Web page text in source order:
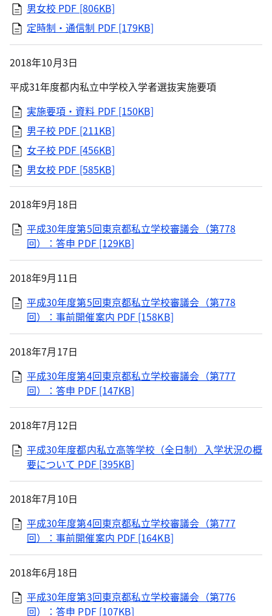
男女校 PDF [806KB]
定時制・通信制 PDF [179KB]
2018年10月3日
平成31年度都内私立中学校入学者選抜実施要項
実施要項・資料 PDF [150KB]
男子校 PDF [211KB]
女子校 PDF [456KB]
男女校 PDF [585KB]
2018年9月18日
平成30年度第5回東京都私立学校審議会（第778
回）：答申 PDF [129KB]
2018年9月11日
平成30年度第5回東京都私立学校審議会（第778
回）：事前開催案内 PDF [158KB]
2018年7月17日
平成30年度第4回東京都私立学校審議会（第777
回）：答申 PDF [147KB]
2018年7月12日
平成30年度都内私立高等学校（全日制）入学状況の概
要について PDF [395KB]
2018年7月10日
平成30年度第4回東京都私立学校審議会（第777
回）：事前開催案内 PDF [164KB]
2018年6月18日
平成30年度第3回東京都私立学校審議会（第776
回）：答申 PDF [107KB]